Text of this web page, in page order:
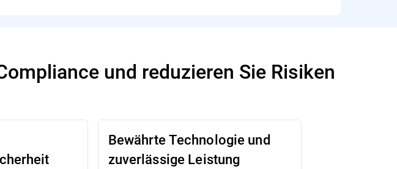
und reduzieren Sie Risiken
Bewährte Technologie und
zuverlässige Leistung